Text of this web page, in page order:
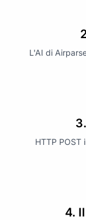
L'AI di
HTTP
4.